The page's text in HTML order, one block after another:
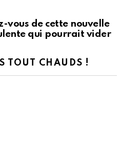
vous de cette nouvelle
qui pourrait vider
TOUT CHAUDS !